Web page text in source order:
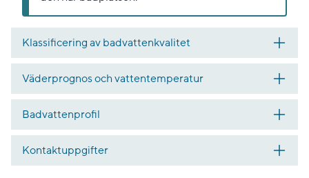
Klassificering av badvattenkvalitet
Väderprognos och vattentemperatur
Badvattenprofil
Kontaktuppgifter